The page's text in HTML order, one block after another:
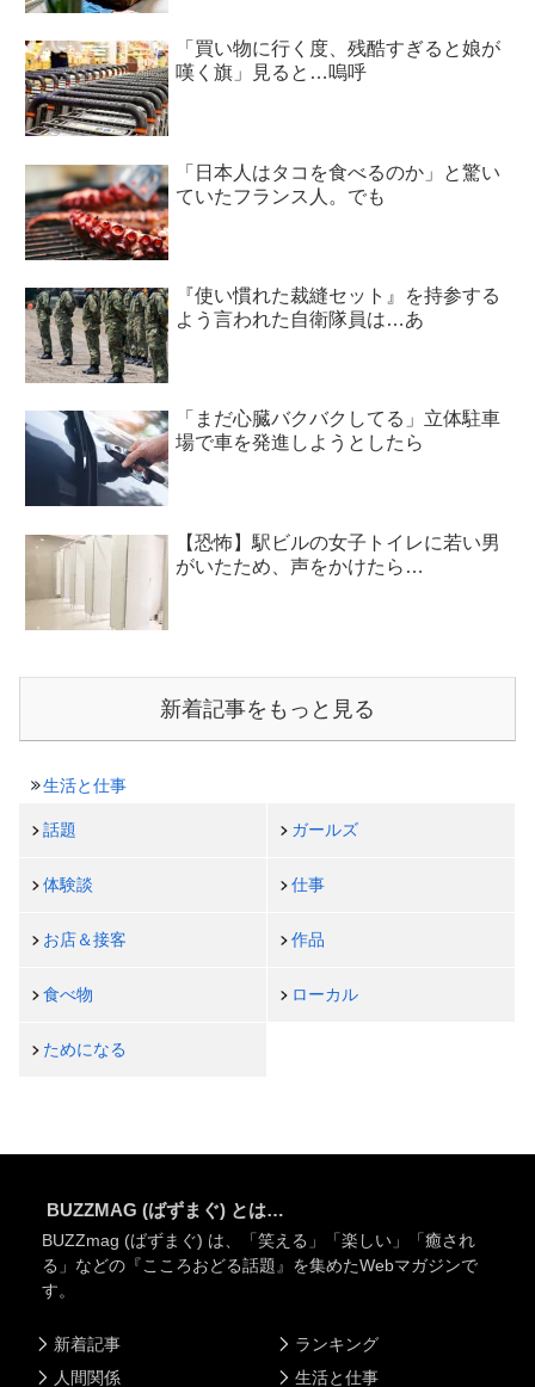
「買い物に行く度、残酷すぎると娘が
嘆く旗」見ると…嗚呼
「日本人はタコを食べるのか」と驚い
ていたフランス人。でも
『使い慣れた裁縫セット』を持参する
よう言われた自衛隊員は…あ
「まだ心臓バクバクしてる」立体駐車
場で車を発進しようとしたら
【恐怖】駅ビルの女子トイレに若い男
がいたため、声をかけたら…
新着記事をもっと見る
生活と仕事
話題 ガールズ
体験談 仕事
お店＆接客 作品
食べ物 ローカル
ためになる
BUZZMAG (ばずまぐ) とは…
BUZZmag (ばずまぐ) は、「笑える」「楽しい」「癒され
る」などの『こころおどる話題』を集めたWebマガジンで
す。
新着記事
人間関係
ランキング
生活と仕事